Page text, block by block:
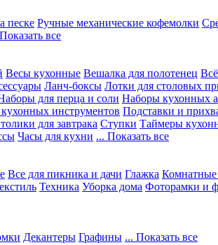
песке Ручные механические кофемолки
все
Весы кухонные Вешалка для полотенец
Ланч-боксы Лотки для столовых
для перца и соли Наборы кухонных
инструментов Подставки и
для завтрака Ступки Таймеры
Часы для кухни ... Показать все
Все для пикника и дачи Глажка Комнатные
Техника Уборка дома Фоторамки и
Декантеры Графины ... Показать все